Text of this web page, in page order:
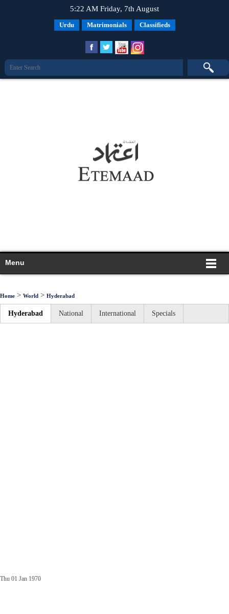
5:22 AM Friday, 7th August
Urdu Matrimonials Classifieds
Menu
Home > World > Hyderabad
Hyderabad National International Specials
Thu 01 Jan 1970